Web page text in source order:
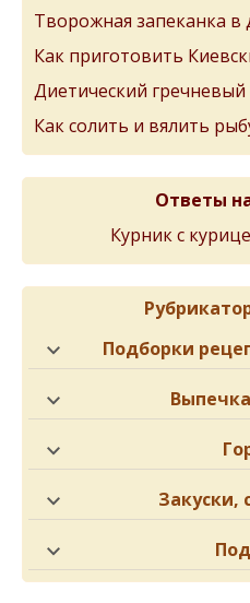
Творожная запеканка в
Как приготовить
Диетический гречневый
Как солить и вялить
Ответы
Курник с
Подборки
Закуски,